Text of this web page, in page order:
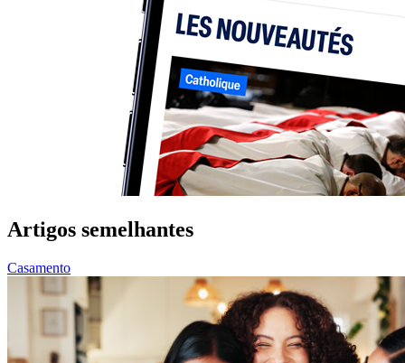
Artigos semelhantes
Casamento